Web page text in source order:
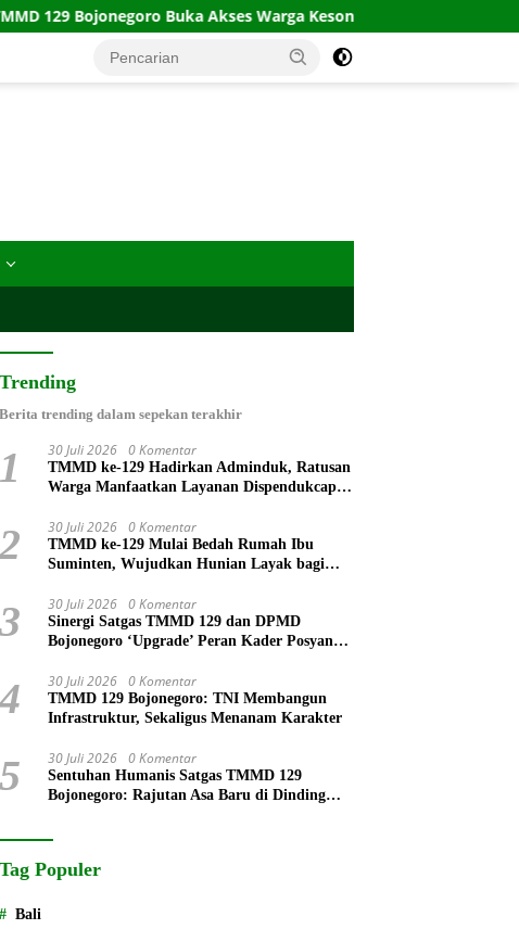
Buka Akses Warga Kesongo Wabup Tangerang
Trending
Berita trending dalam sepekan terakhir
1 30 Juli 2026 0 Komentar
TMMD ke-129 Hadirkan Adminduk, Ratusan
Warga Manfaatkan Layanan Dispendukcapil
2 30 Juli 2026 0 Komentar
TMMD ke-129 Mulai Bedah Rumah Ibu
Suminten, Wujudkan Hunian Layak bagi
3 30 Juli 2026 0 Komentar
Sinergi Satgas TMMD 129 dan DPMD
Bojonegoro ‘Upgrade’ Peran Kader Posyandu
4 30 Juli 2026 0 Komentar
TMMD 129 Bojonegoro: TNI Membangun
Infrastruktur, Sekaligus Menanam Karakter
5 30 Juli 2026 0 Komentar
Sentuhan Humanis Satgas TMMD 129
Bojonegoro: Rajutan Asa Baru di Dinding
Tag Populer
Bali